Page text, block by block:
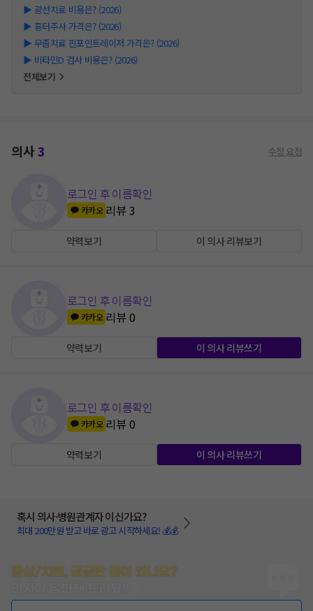
▶ 광선치료 비용은? (2026)
▶ 흉터주사 가격은? (2026)
▶ 무좀치료 핀포인트레이저 가격은? (2026)
▶ 비타민D 검사 비용은? (2026)
전체보기
의사3 수정 요청
로그인 후 이름확인
카카오 리뷰3
약력보기 이 의사 리뷰보기
로그인 후 이름확인
카카오 리뷰0
약력보기 이 의사 리뷰쓰기
로그인 후 이름확인
카카오 리뷰0
약력보기 이 의사 리뷰쓰기
혹시 의사·병원관계자 이신가요?
최대 200만원 받고 바로 광고 시작하세요! 💰💰
증상/치료, 궁금한 점이 있나요?